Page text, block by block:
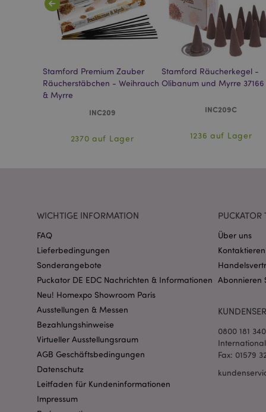
Stamford Premium Zauber
Räucherstäbchen - Weihrauch
& Myrre
INC209
2370 auf Lager
Stamford Räucherkegel -
Olibanum und Myrre 37166
INC209C
1236 auf Lager
WICHTIGE INFORMATION
FAQ
Lieferbedingungen
Sonderangebote
Puckator DE EDC Nachrichten & Informationen
Neu! Homexpo Showroom Paris
Ausstellungen & Messen
Bezahlungshinweise
Virtueller Ausstellungsraum
AGB Geschäftsbedingungen
Datenschutz
Leitfaden für Kundeninformationen
Impressum
PUCKATOR
Über uns
Abonnieren
0800 181
Fax: 01579
Name
mage-cache-
PHPSESSID
mage-cache-sessid
X-Magento-Vary